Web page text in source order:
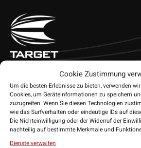
Cookie Zustimmung
Um die besten Erlebnisse zu bieten, verwenden
Cookies, um Geräteinformationen zu speichern
zuzugreifen. Wenn Sie diesen Technologien
wie das Surfverhalten oder eindeutige IDs auf
Die Nichteinwilligung oder der Widerruf der
nachteilig auf bestimmte Merkmale und
Dienste verwalten
ästhetische Eleganz, sondern auch
Hergestellt aus hochwertigen
besten Schutz für deine Darts. Seine
Struktur macht es perfekt für
sind. Dank der einzigartigen Target
steht dieses Wallet für Langlebigkeit